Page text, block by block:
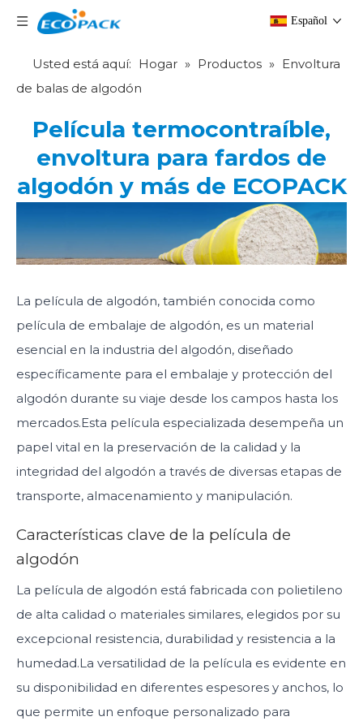
Español
Usted está aquí: Hogar » Productos » Envoltura
de balas de algodón
Película termocontraíble,
envoltura para fardos de
algodón y más de ECOPACK
La película de algodón, también conocida como
película de embalaje de algodón, es un material
esencial en la industria del algodón, diseñado
específicamente para el embalaje y protección del
algodón durante su viaje desde los campos hasta los
mercados.Esta película especializada desempeña un
papel vital en la preservación de la calidad y la
integridad del algodón a través de diversas etapas de
transporte, almacenamiento y manipulación.
Características clave de la película de
algodón
La película de algodón está fabricada con polietileno
de alta calidad o materiales similares, elegidos por su
excepcional resistencia, durabilidad y resistencia a la
humedad.La versatilidad de la película es evidente en
su disponibilidad en diferentes espesores y anchos, lo
que permite un enfoque personalizado para